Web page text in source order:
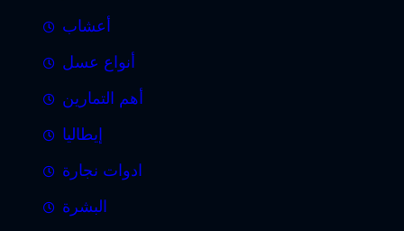
أعشاب
أنواع عسل
أهم التمارين
إيطاليا
ادوات نجارة
البشرة